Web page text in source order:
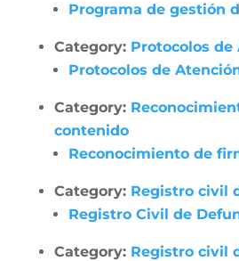
Programa de gestión
Category: Protocolos de
Protocolos de
Category:
contenido
Reconocimiento de
Category: Registro civil
Registro Civil de
Category: Registro civil